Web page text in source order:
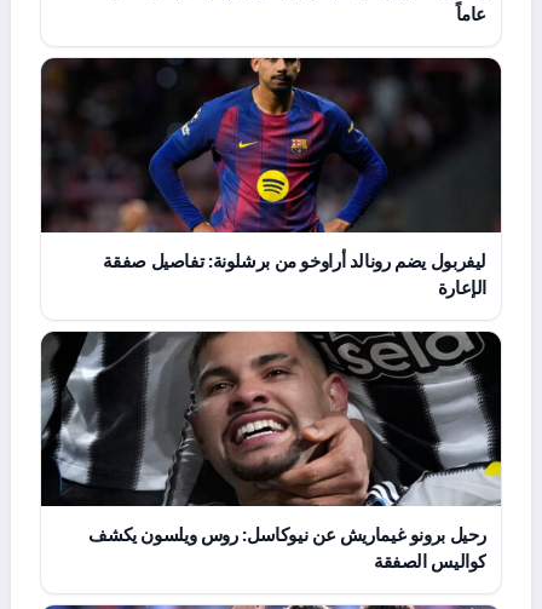
عاماً
ليفربول يضم رونالد أراوخو من برشلونة: تفاصيل صفقة
الإعارة
رحيل برونو غيماريش عن نيوكاسل: روس ويلسون يكشف
كواليس الصفقة